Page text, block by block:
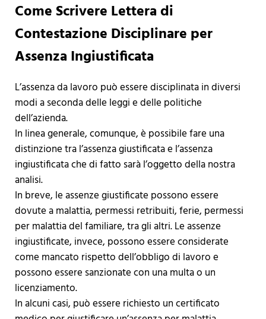
Come Scrivere Lettera di
Contestazione Disciplinare per
Assenza Ingiustificata
L’assenza da lavoro può essere disciplinata in diversi
modi a seconda delle leggi e delle politiche
dell’azienda.
In linea generale, comunque, è possibile fare una
distinzione tra l’assenza giustificata e l’assenza
ingiustificata che di fatto sarà l’oggetto della nostra
analisi.
In breve, le assenze giustificate possono essere
dovute a malattia, permessi retribuiti, ferie, permessi
per malattia del familiare, tra gli altri. Le assenze
ingiustificate, invece, possono essere considerate
come mancato rispetto dell’obbligo di lavoro e
possono essere sanzionate con una multa o un
licenziamento.
In alcuni casi, può essere richiesto un certificato